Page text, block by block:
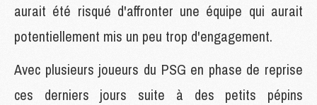
aurait été risqué d'affronter une équipe qui aurait
potentiellement mis un peu trop d'engagement.
Avec plusieurs joueurs du PSG en phase de reprise
ces derniers jours suite à des petits pépins